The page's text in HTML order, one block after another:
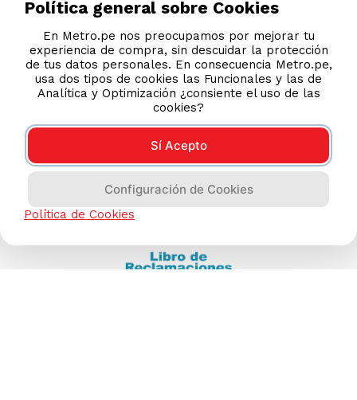
AYUDA CALLCENTER
(511) 613-8888
TIENDAS ONLINE
NOSOTROS
CONTÁCTANOS
Política general sobre Cookies
En Metro.pe nos preocupamos por mejorar tu
experiencia de compra, sin descuidar la protección
de tus datos personales. En consecuencia Metro.pe,
usa dos tipos de cookies las Funcionales y las de
Analítica y Optimización ¿consiente el uso de las
cookies?
Sí Acepto
Configuración de Cookies
Política de Cookies